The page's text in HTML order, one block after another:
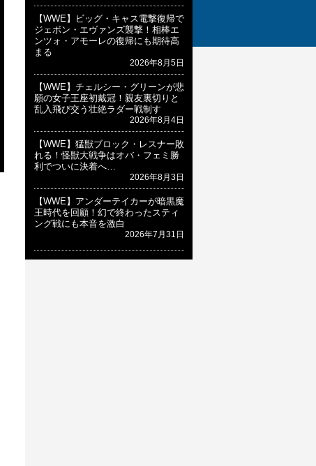
【WWE】ビッグ・キャス電撃復帰で
ジェボン・エヴァンズ襲撃！相棒エ
ンツォ・アモーレの復帰にも期待高
まる
2026年8月5日
【WWE】チェルシー・グリーンが悲
願の女子王座初戴冠！親友裏切りと
乱入飛び交う壮絶ラダー戦制す
2026年8月4日
【WWE】猛獣ブロック・レスナー敗
れる！怪獣大戦争はオバ・フェミ勝
利でついに決着へ…
2026年8月3日
【WWE】アンダーテイカーが暗黒魔
王時代を回顧！幻で終わったスティ
ング戦にも本音を激白
2026年7月31日